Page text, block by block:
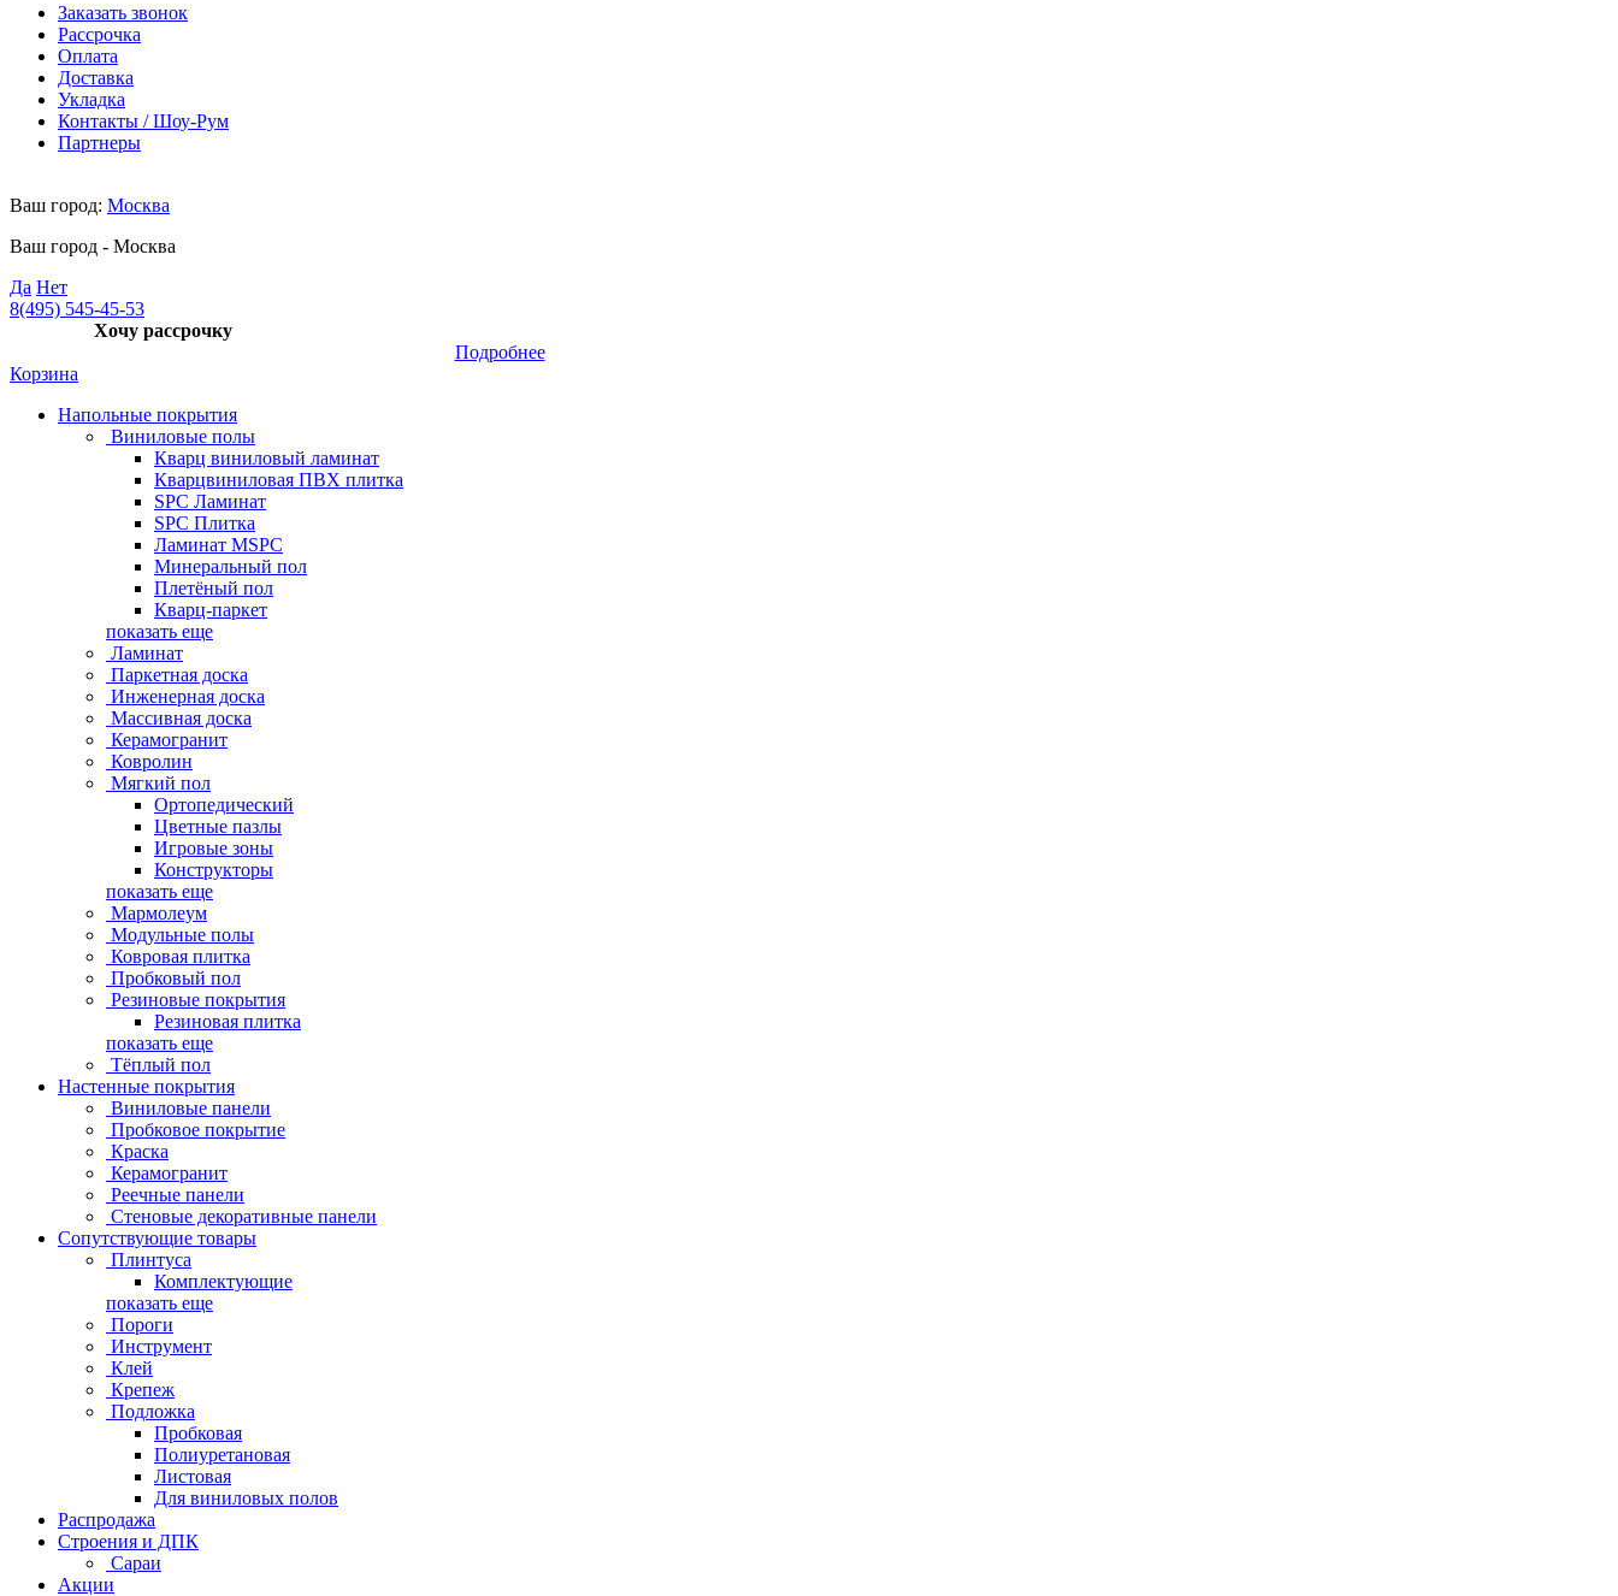
Заказать звонок
Рассрочка
Оплата
Доставка
Укладка
Контакты / Шоу-Рум
Партнеры
Ваш город: Москва
Ваш город - Москва
Да Нет
8(495) 545-45-53
Хочу рассрочку
Подробнее
Корзина
Напольные покрытия
Виниловые полы
Кварц виниловый ламинат
Кварцвиниловая ПВХ плитка
SPC Ламинат
SPC Плитка
Ламинат MSPC
Минеральный пол
Плетёный пол
Кварц-паркет
показать еще
Ламинат
Паркетная доска
Инженерная доска
Массивная доска
Керамогранит
Ковролин
Мягкий пол
Ортопедический
Цветные пазлы
Игровые зоны
Конструкторы
показать еще
Мармолеум
Модульные полы
Ковровая плитка
Пробковый пол
Резиновые покрытия
Резиновая плитка
показать еще
Тёплый пол
Настенные покрытия
Виниловые панели
Пробковое покрытие
Краска
Керамогранит
Реечные панели
Стеновые декоративные панели
Сопутствующие товары
Плинтуса
Комплектующие
показать еще
Пороги
Инструмент
Клей
Крепеж
Подложка
Пробковая
Полиуретановая
Листовая
Для виниловых полов
Распродажа
Строения и ДПК
Сараи
Акции